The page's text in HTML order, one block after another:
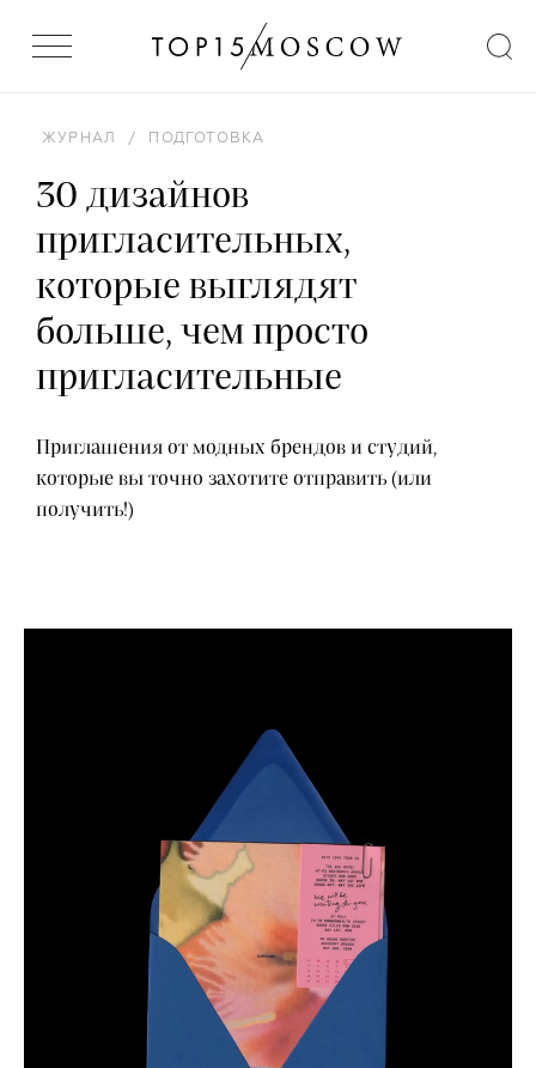
ЖУРНАЛ / ПОДГОТОВКА
30 дизайнов
пригласительных,
которые выглядят
больше, чем просто
пригласительные
Приглашения от модных брендов и студий,
которые вы точно захотите отправить (или
получить!)